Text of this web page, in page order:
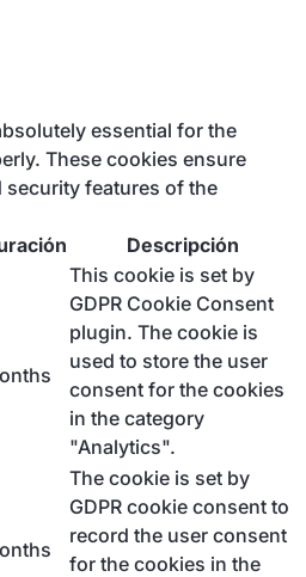
essential for the
These cookies ensure
features of the
Descripción
This cookie is set by
GDPR Cookie Consent
plugin. The cookie is
used to store the user
consent for the cookies
in the category
"Analytics".
The cookie is set by
GDPR cookie consent to
record the user consent
for the cookies in the